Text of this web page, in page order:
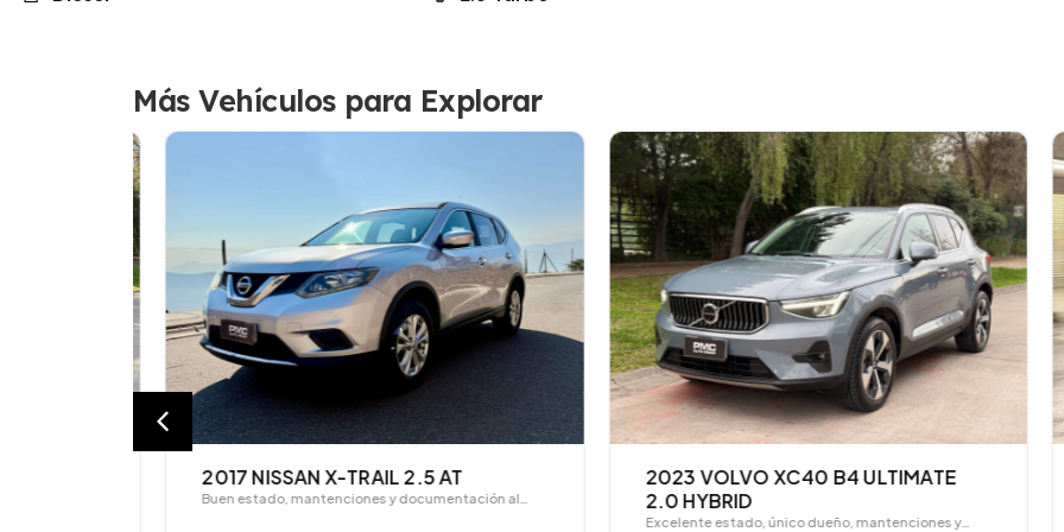
Más Vehículos para Explorar
2017 NISSAN X-TRAIL 2.5 AT
Buen estado, mantenciones y documentación al…
2023 VOLVO XC40 B4 ULTIMATE
2.0 HYBRID
Excelente estado, único dueño, mantenciones y…